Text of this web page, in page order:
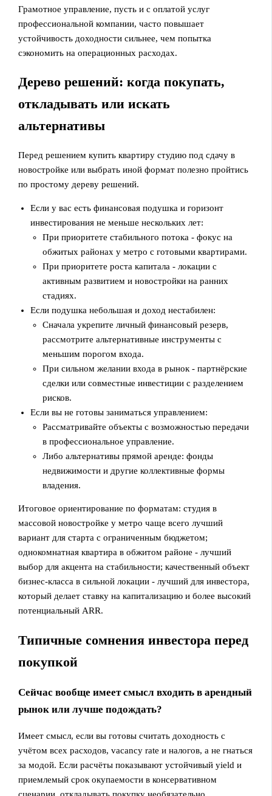
Грамотное управление, пусть и с оплатой услуг
профессиональной компании, часто повышает
устойчивость доходности сильнее, чем попытка
сэкономить на операционных расходах.
Дерево решений: когда покупать,
откладывать или искать
альтернативы
Перед решением купить квартиру студию под сдачу в
новостройке или выбрать иной формат полезно пройтись
по простому дереву решений.
Если у вас есть финансовая подушка и горизонт
инвестирования не меньше нескольких лет:
При приоритете стабильного потока - фокус на
обжитых районах у метро с готовыми квартирами.
При приоритете роста капитала - локации с
активным развитием и новостройки на ранних
стадиях.
Если подушка небольшая и доход нестабилен:
Сначала укрепите личный финансовый резерв,
рассмотрите альтернативные инструменты с
меньшим порогом входа.
При сильном желании входа в рынок - партнёрские
сделки или совместные инвестиции с разделением
рисков.
Если вы не готовы заниматься управлением:
Рассматривайте объекты с возможностью передачи
в профессиональное управление.
Либо альтернативы прямой аренде: фонды
недвижимости и другие коллективные формы
владения.
Итоговое ориентирование по форматам: студия в
массовой новостройке у метро чаще всего лучший
вариант для старта с ограниченным бюджетом;
однокомнатная квартира в обжитом районе - лучший
выбор для акцента на стабильности; качественный объект
бизнес‑класса в сильной локации - лучший для инвестора,
который делает ставку на капитализацию и более высокий
потенциальный ARR.
Типичные сомнения инвестора перед
покупкой
Сейчас вообще имеет смысл входить в арендный
рынок или лучше подождать?
Имеет смысл, если вы готовы считать доходность с
учётом всех расходов, vacancy rate и налогов, а не гнаться
за модой. Если расчёты показывают устойчивый yield и
приемлемый срок окупаемости в консервативном
сценарии, откладывать покупку необязательно.